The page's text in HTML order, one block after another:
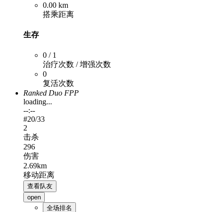
0.00 km
搭乘距离
生存
0 / 1
治疗次数 / 增强次数
0
复活次数
Ranked Duo FPP
loading...
--:--
#20/33
2
击杀
296
伤害
2.69km
移动距离
查看队友
open
全场排名